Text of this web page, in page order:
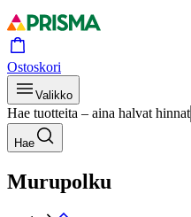
Ostoskori
Valikko
Hae tuotteita – aina halvat hinnat
Hae
Murupolku